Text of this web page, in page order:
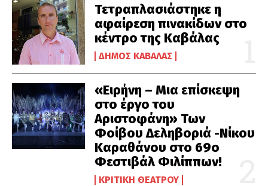
Τετραπλασιάστηκε η
αφαίρεση πινακίδων στο
κέντρο της Καβάλας
ΔΉΜΟΣ ΚΑΒΆΛΑΣ
«Ειρήνη – Μια επίσκεψη
στο έργο του
Αριστοφάνη» Των
Φοίβου Δεληβοριά -Νίκου
Καραθάνου στο 69ο
Φεστιβάλ Φιλίππων!
ΚΡΙΤΙΚΉ ΘΕΆΤΡΟΥ